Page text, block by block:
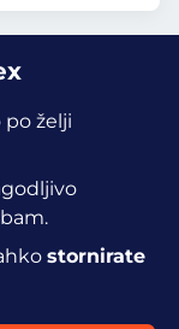
želji
stornirate